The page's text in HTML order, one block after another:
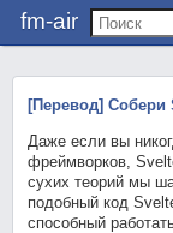
fm-air
[Перевод] Собери
Даже если вы
фреймворков,
сухих теорий мы
подобный код
способный